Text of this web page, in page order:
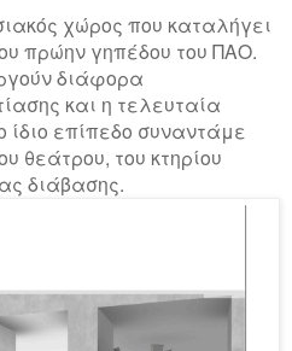
χώρος που καταλήγει
πρώην γηπέδου του ΠΑΟ.
διάφορα
και η τελευταία
ίδιο επίπεδο συναντάμε
θεάτρου, του κτηρίου
διάβασης.